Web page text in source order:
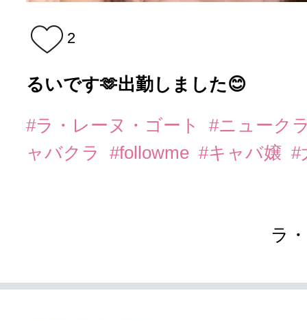
2
るいです🫶出勤しました😊
#ラ・レーヌ・ゴート
#ニューク
ャバクラ
#followme #キャバ嬢 #
ラ